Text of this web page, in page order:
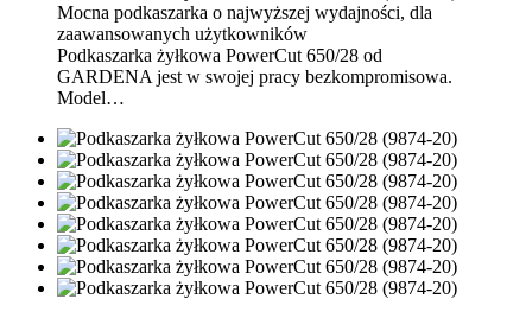
Mocna podkaszarka o najwyższej wydajności, dla
zaawansowanych użytkowników
Podkaszarka żyłkowa PowerCut 650/28 od
GARDENA jest w swojej pracy bezkompromisowa.
Model…